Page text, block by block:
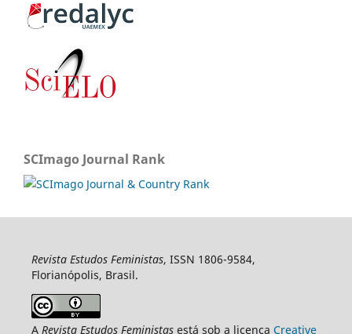
SCImago Journal Rank
Revista Estudos Feministas, ISSN 1806-9584,
Florianópolis, Brasil.
A Revista Estudos Feministasestá sob a licença Creative